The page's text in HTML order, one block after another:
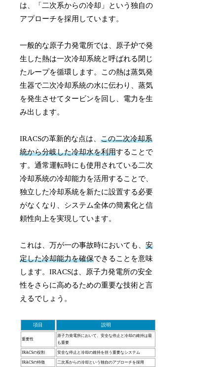
は、「二次系からの冷却」という独自の
アプローチを採用しています。
一般的な原子力発電所では、原子炉で発
生した熱は一次冷却系統と呼ばれる閉じ
たループを循環します。この熱は蒸気発
生器で二次冷却系統の水に伝わり、蒸気
を発生させてタービンを回し、電力を生
み出します。
IRACSの革新的な点は、この二次冷却系
統から分岐した冷却水を利用することで
す。通常運転時にも使用されている二次
冷却系統の冷却能力を活用することで、
独立した冷却系統を新たに設置する必要
がなくなり、システム全体の簡素化と信
頼性向上を実現しています。
これは、万が一の事故時においても、安
定した冷却能力を確保できることを意味
します。IRACSは、原子力発電所の安全
性をさらに高めるための重要な技術と言
えるでしょう。
項目 説明
重要性
原子力発電所において、安全な停止と冷却の維持は最
も重要
IRACSの役割 安全な停止と冷却の維持を担う重要なシステム
IRACSの特徴 二次系からの冷却という独自のアプローチを採用